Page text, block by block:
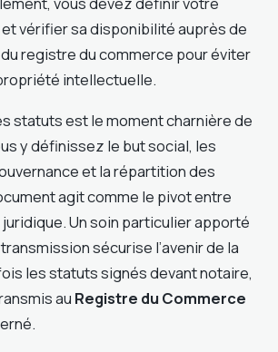
et vérifier sa disponibilité auprès de
registre du commerce pour éviter
intellectuelle.
statuts est le moment charnière de
y définissez le but social, les
et la répartition des
agit comme le pivot entre
juridique. Un soin particulier apporté
sécurise l’avenir de la
les statuts signés devant notaire,
au Registre du Commerce